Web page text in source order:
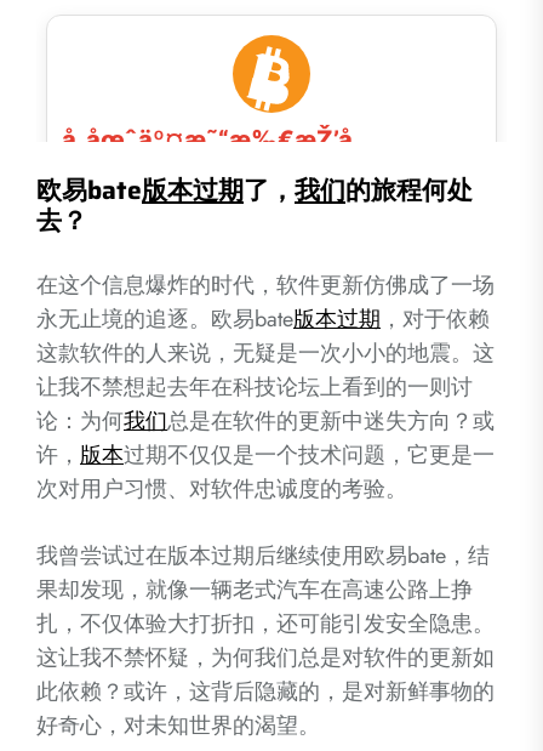
欧易bate版本过期了， 我们的旅程何处
去？
在这个信息爆炸的时代，软件更新仿佛成了一场
永无止境的追逐。欧易bate版本过期 ，对于依赖
这款软件的人来说，无疑是一次小小的地震。这
让我不禁想起去年在科技论坛上看到的一则讨
论：为何我们总是在软件的更新中迷失方向？或
许， 版本过期不仅仅是一个技术问题，它更是一
次对用户习惯、对软件忠诚度的考验。
我曾尝试过在版本过期后继续使用欧易bate，结
果却发现，就像一辆老式汽车在高速公路上挣
扎，不仅体验大打折扣，还可能引发安全隐患。
这让我不禁怀疑，为何我们总是对软件的更新如
此依赖？或许，这背后隐藏的，是对新鲜事物的
好奇心，对未知世界的渴望。